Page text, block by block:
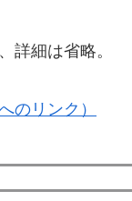
詳細は省略。
のリンク）